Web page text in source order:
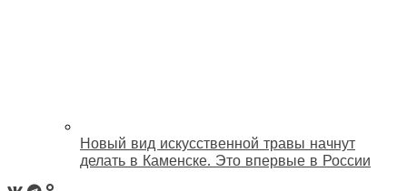
Новый вид искусственной травы начнут
делать в Каменске. Это впервые в России